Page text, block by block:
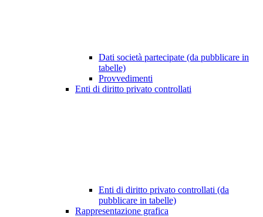
Dati società partecipate (da pubblicare in
tabelle)
Provvedimenti
Enti di diritto privato controllati
Enti di diritto privato controllati (da
pubblicare in tabelle)
Rappresentazione grafica